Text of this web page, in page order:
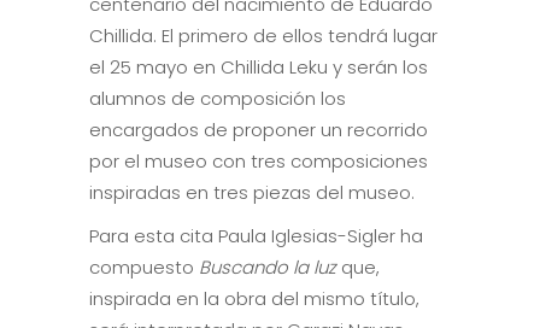
Chillida. El primero de ellos tendrá lugar
el 25 mayo en Chillida Leku y serán los
alumnos de composición los
encargados de proponer un recorrido
por el museo con tres composiciones
inspiradas en tres piezas del museo.
Para esta cita Paula Iglesias-Sigler ha
compuesto Buscando la luzque,
inspirada en la obra del mismo título,